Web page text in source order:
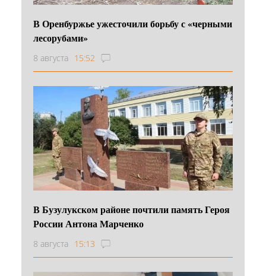
В Оренбуржье ужесточили борьбу с «черными
лесорубами»
8 августа 15:52
В Бузулукском районе почтили память Героя
России Антона Марченко
8 августа 15:13